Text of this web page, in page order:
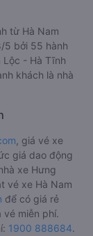
từ Hà Nam
5 bởi 55 hành
Lộc - Hà Tĩnh
khách là nhà
, giá vé xe
giá dao động
xe Hưng
vé xe Hà Nam
để có giá rẻ
miễn phí.
1900 888684.